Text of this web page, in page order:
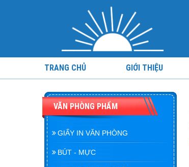
TRANG CHỦ GIỚI THIỆU
VĂN PHÒNG PHẨM
GIẤY IN VĂN PHÒNG
BÚT - MỰC